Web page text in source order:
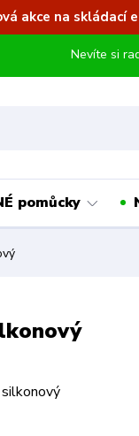
akce na skládací
Nevíte si
pomůcky